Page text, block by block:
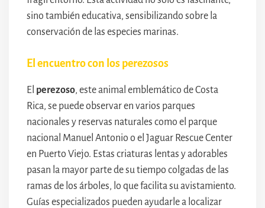
sino también educativa, sensibilizando sobre la
conservación de las especies marinas.
El encuentro con los perezosos
El perezoso, este animal emblemático de Costa
Rica, se puede observar en varios parques
nacionales y reservas naturales como el parque
nacional Manuel Antonio o el Jaguar Rescue Center
en Puerto Viejo. Estas criaturas lentas y adorables
pasan la mayor parte de su tiempo colgadas de las
ramas de los árboles, lo que facilita su avistamiento.
Guías especializados pueden ayudarle a localizar